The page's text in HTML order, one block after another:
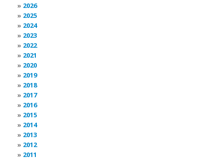
2026
2025
2024
2023
2022
2021
2020
2019
2018
2017
2016
2015
2014
2013
2012
2011